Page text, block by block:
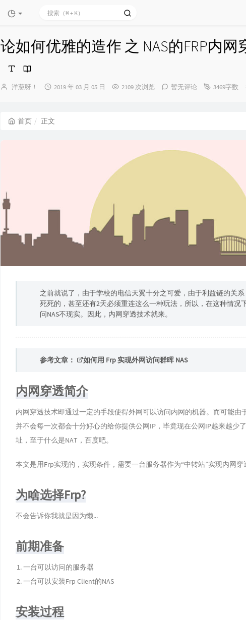
论如何优雅的造作 之 NAS的FRP内
博
洋葱呀！
发
2019 年 03 月 05 日 2109 次浏览 暂无评论 3469字数
首页 正文
之前就说了，由于学校的电信天翼十分之可爱，由于利益链的关
死死的，甚至还有2天必须重连这么一种玩法，所以，在这种情况
问NAS不现实。因此，内网穿透技术就来。
参考文章： 如何用 Frp 实现外网访问群晖 NAS
内网穿透简介
内网穿透技术即通过一定的手段使得外网可以访问内网的机器。而可能由
并不会每一次都会十分好心的给你提供公网IP，毕竟现在公网IP越来越少
址，至于什么是NAT，百度吧。
本文是用Frp实现的，实现条件，需要一台服务器作为“中转站”实现内网穿
为啥选择Frp?
不会告诉你我就是因为懒...
前期准备
一台可以访问的服务器
一台可以安装Frp Client的NAS
安装过程